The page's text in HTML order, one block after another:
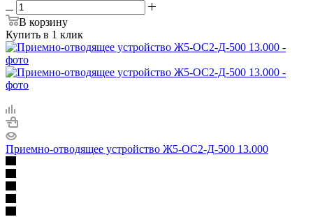
В корзину
Купить в 1 клик
Приемно-отводящее устройство Ж5-ОС2-Д-500 13.000